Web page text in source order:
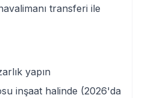
transferi ile
yapın
inşaat halinde (2026'da